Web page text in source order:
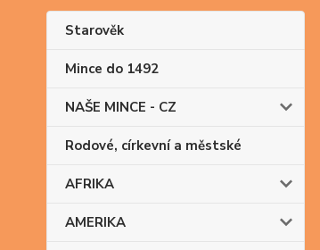
Starověk
Mince do 1492
NAŠE MINCE - CZ
Rodové, církevní a městské
AFRIKA
AMERIKA